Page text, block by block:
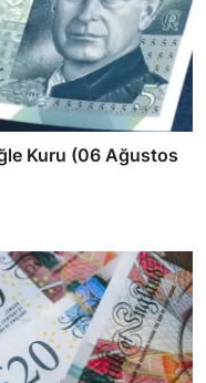
Kuru (06 Ağustos